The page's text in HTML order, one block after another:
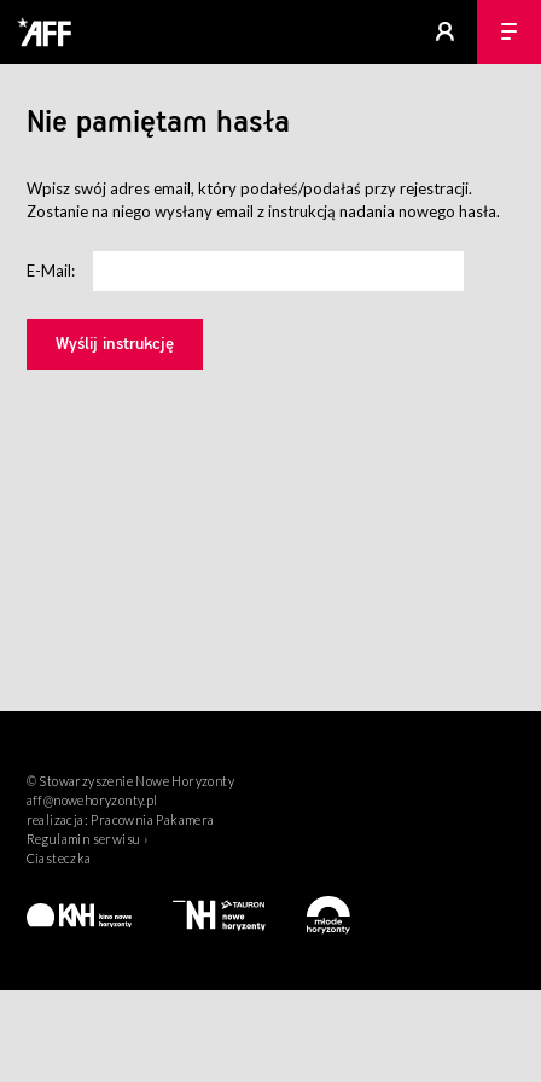
Nie pamiętam hasła
Wpisz swój adres email, który podałeś/podałaś przy rejestracji.
Zostanie na niego wysłany email z instrukcją nadania nowego hasła.
E-Mail:
© Stowarzyszenie Nowe Horyzonty
aff@nowehoryzonty.pl
realizacja: Pracownia Pakamera
Regulamin serwisu ›
Ciasteczka